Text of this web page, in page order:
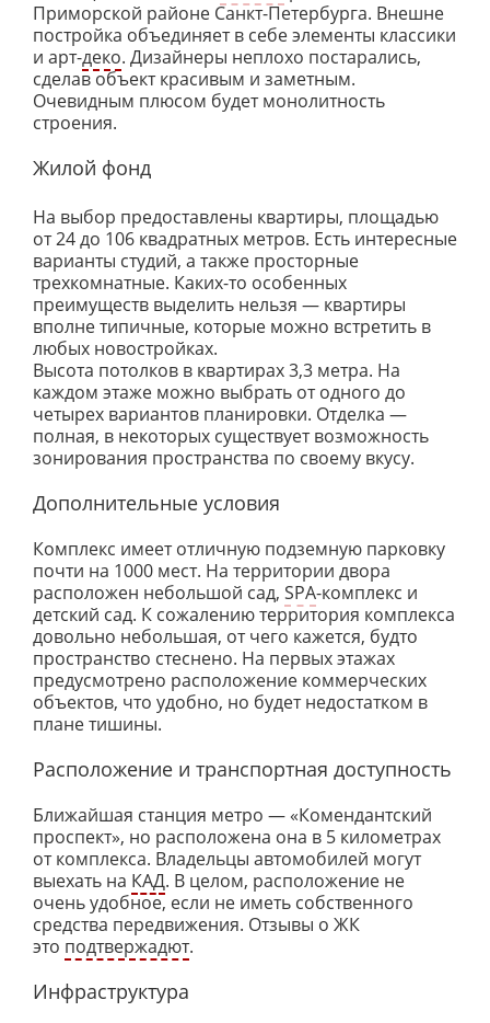
Приморской районе Санкт-Петербурга. Внешне
постройка объединяет в себе элементы классики
и арт-деко. Дизайнеры неплохо постарались,
сделав объект красивым и заметным.
Очевидным плюсом будет монолитность
строения.
Жилой фонд
На выбор предоставлены квартиры, площадью
от 24 до 106 квадратных метров. Есть интересные
варианты студий, а также просторные
трехкомнатные. Каких-то особенных
преимуществ выделить нельзя — квартиры
вполне типичные, которые можно встретить в
любых новостройках.
Высота потолков в квартирах 3,3 метра. На
каждом этаже можно выбрать от одного до
четырех вариантов планировки. Отделка —
полная, в некоторых существует возможность
зонирования пространства по своему вкусу.
Дополнительные условия
Комплекс имеет отличную подземную парковку
почти на 1000 мест. На территории двора
расположен небольшой сад, SPA-комплекс и
детский сад. К сожалению территория комплекса
довольно небольшая, от чего кажется, будто
пространство стеснено. На первых этажах
предусмотрено расположение коммерческих
объектов, что удобно, но будет недостатком в
плане тишины.
Расположение и транспортная доступность
Ближайшая станция метро — «Комендантский
проспект», но расположена она в 5 километрах
от комплекса. Владельцы автомобилей могут
выехать на КАД. В целом, расположение не
очень удобное, если не иметь собственного
средства передвижения. Отзывы о ЖК
это подтвержадют.
Инфраструктура